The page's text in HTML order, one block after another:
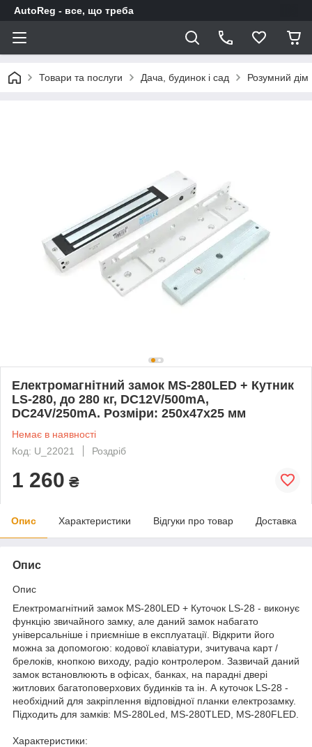
AutoReg - все, що треба
Товари та послуги Дача, будинок і сад Розумний дім
Електромагнітний замок MS-280LED + Кутник
LS-280, до 280 кг, DC12V/500mA,
DC24V/250mA. Розміри: 250х47х25 мм
Немає в наявності
Код: U_22021
Роздріб
1 260 ₴
Опис Характеристики Відгуки про товар Доставка
Опис
Опис
Електромагнітний замок MS-280LED + Куточок LS-28 - виконує
функцію звичайного замку, але даний замок набагато
універсальніше і приємніше в експлуатації. Відкрити його
можна за допомогою: кодової клавіатури, зчитувача карт /
брелоків, кнопкою виходу, радіо контролером. Зазвичай даний
замок встановлюють в офісах, банках, на парадні двері
житлових багатоповерхових будинків та ін. А куточок LS-28 -
необхідний для закріплення відповідної планки електрозамку.
Підходить для замків: MS-280Led, MS-280TLED, MS-280FLED.
Характеристики: